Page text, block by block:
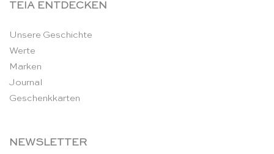
TEIA ENTDECKEN
Unsere Geschichte
Werte
Marken
Journal
Geschenkkarten
NEWSLETTER